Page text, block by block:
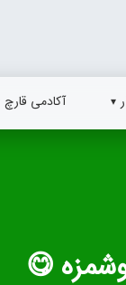
آکادمی قارچ
😋